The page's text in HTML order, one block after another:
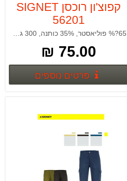
קפוצ'ון רוכסן SIGNET
56201
65?% פוליאסטר, 35% כותנה, 300 גרם, פוטר קיים בצבעים: כחול, שחור ואפור.
75.00 ₪
פרטים נוספיםפרטים